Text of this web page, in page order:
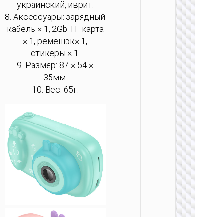
украинский, иврит.
8. Аксессуары: зарядный
кабель × 1, 2Gb TF карта
× 1, ремешок× 1,
стикеры × 1.
9. Размер: 87 × 54 ×
35мм.
10. Вес: 65г.
Экшн-
4K